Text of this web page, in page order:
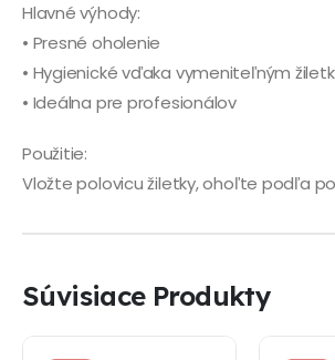
Hlavné výhody:
• Presné oholenie
• Hygienické vďaka vymeniteľným
• Ideálna pre profesionálov
Použitie:
Vložte polovicu žiletky, ohoľte podľa
Súvisiace Produkty